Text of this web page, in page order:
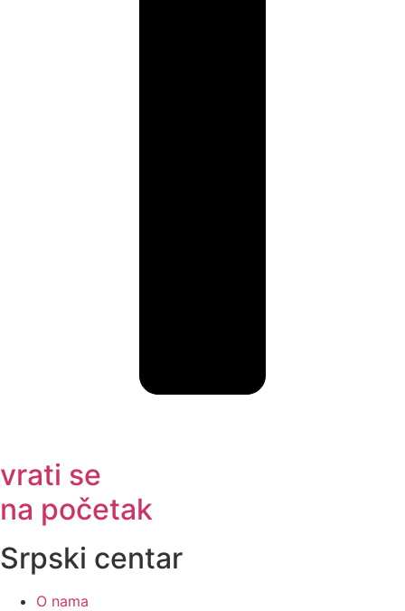
vrati se
na početak
Srpski centar
O nama